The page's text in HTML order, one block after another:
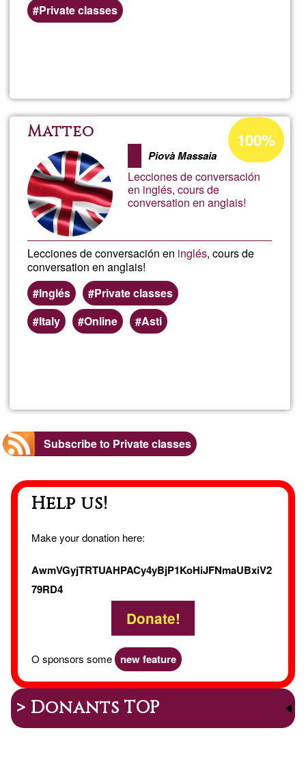
Private classes
in
Matteo
Piovà Massaia
Lecciones de conversación
en inglés, cours de
conversation en anglais!
Lecciones de conversación en inglés, cours de
conversation en anglais!
Inglés
Private classes
Italy
Online Asti
Acceptance
percentage
Ğ1
100%
Subscribe to Private classes
Help us!
Make your donation here:
AwmVGyjTRTUAHPACy4yBjP1KoHiJFNmaUBxiV2
79RD4
Donate!
O sponsors some new feature
> Donants TOP